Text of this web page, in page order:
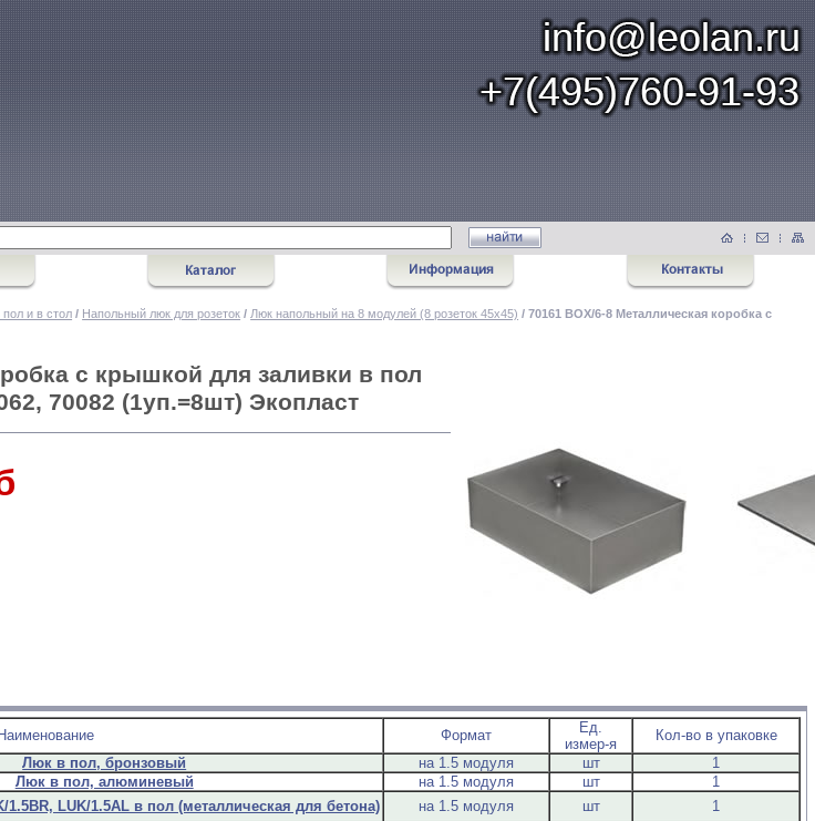
пол и в стол / Напольный люк для розеток / Люк напольный на 8 модулей (8 розеток 45х45) / 70161 BOX/6-8 Металлическая коробка с
с крышкой для заливки в пол
70082 (1уп.=8шт) Экопласт
Формат
Ед.
измер-я
Кол-во в упаковке
Люк в пол, бронзовый на 1.5 модуля шт
1
Люк в пол, алюминевый на 1.5 модуля шт
1
LUK/1.5AL в пол (металлическая для бетона) на 1.5 модуля шт
1